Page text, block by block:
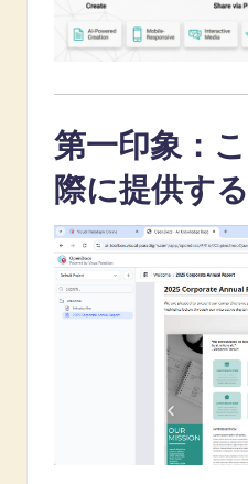
第一印象：
際に提供す